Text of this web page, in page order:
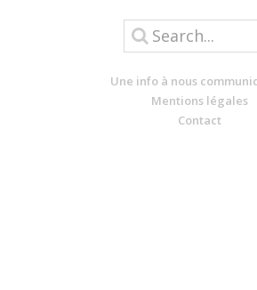
Une info à nous
Mentions légales
Contact